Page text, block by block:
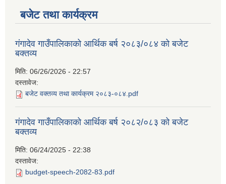
बजेट तथा कार्यक्रम
गंगादेव गाउँपालिकाको आर्थिक बर्ष २०८३/०८४ को बजेट
बक्तव्य
मिति: 06/26/2026 - 22:57
दस्तावेज:
बजेट वक्तव्य तथा कार्यक्रम २०८३-०८४.pdf
गंगादेव गाउँपालिकाको आर्थिक बर्ष २०८२/०८३ को बजेट
बक्तव्य
मिति: 06/24/2025 - 22:38
दस्तावेज:
budget-speech-2082-83.pdf